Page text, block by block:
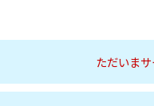
ただいまサ